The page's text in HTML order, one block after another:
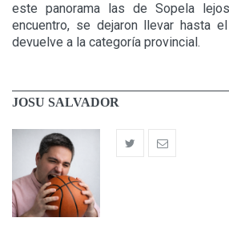
este panorama las de Sopela
encuentro, se dejaron llevar hasta
devuelve a la categoría provincial.
JOSU SALVADOR